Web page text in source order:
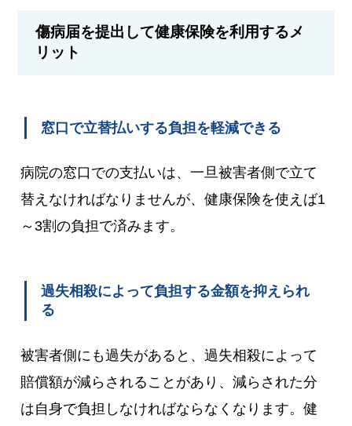
傷病届を提出して健康保険を利用するメ
リット
窓口で立替払いする負担を軽減できる
病院の窓口での支払いは、一旦被害者側で立て
替えなければなりませんが、健康保険を使えば1
～3割の負担で済みます。
過失相殺によって負担する金額を抑えられ
る
被害者側にも過失があると、過失相殺によって
賠償額が減らされることがあり、減らされた分
は自身で負担しなければならなくなります。健